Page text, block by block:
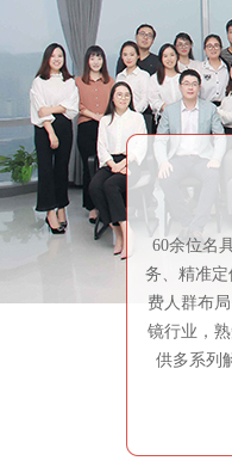
60余位名
务、精准
费人群布
镜行业，
供多系列